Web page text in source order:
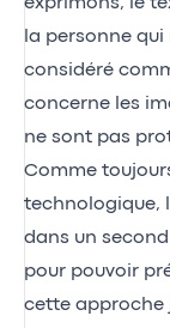
exprimons, le
la personne qui
considéré
concerne les
ne sont pas
Comme
technologique,
dans un
pour pouvoir
cette approche